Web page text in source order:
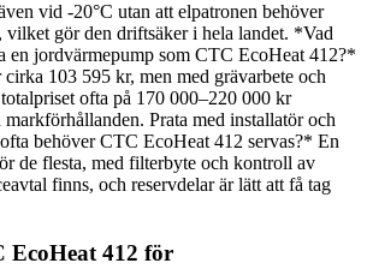
vid -20°C utan att elpatronen behöver
vilket gör den driftsäker i hela landet. *Vad
en jordvärmepump som CTC EcoHeat 412?*
103 595 kr, men med grävarbete och
ofta på 170 000–220 000 kr
Prata med installatör och
behöver CTC EcoHeat 412 servas?* En
de flesta, med filterbyte och kontroll av
finns, och reservdelar är lätt att få tag
EcoHeat 412 för